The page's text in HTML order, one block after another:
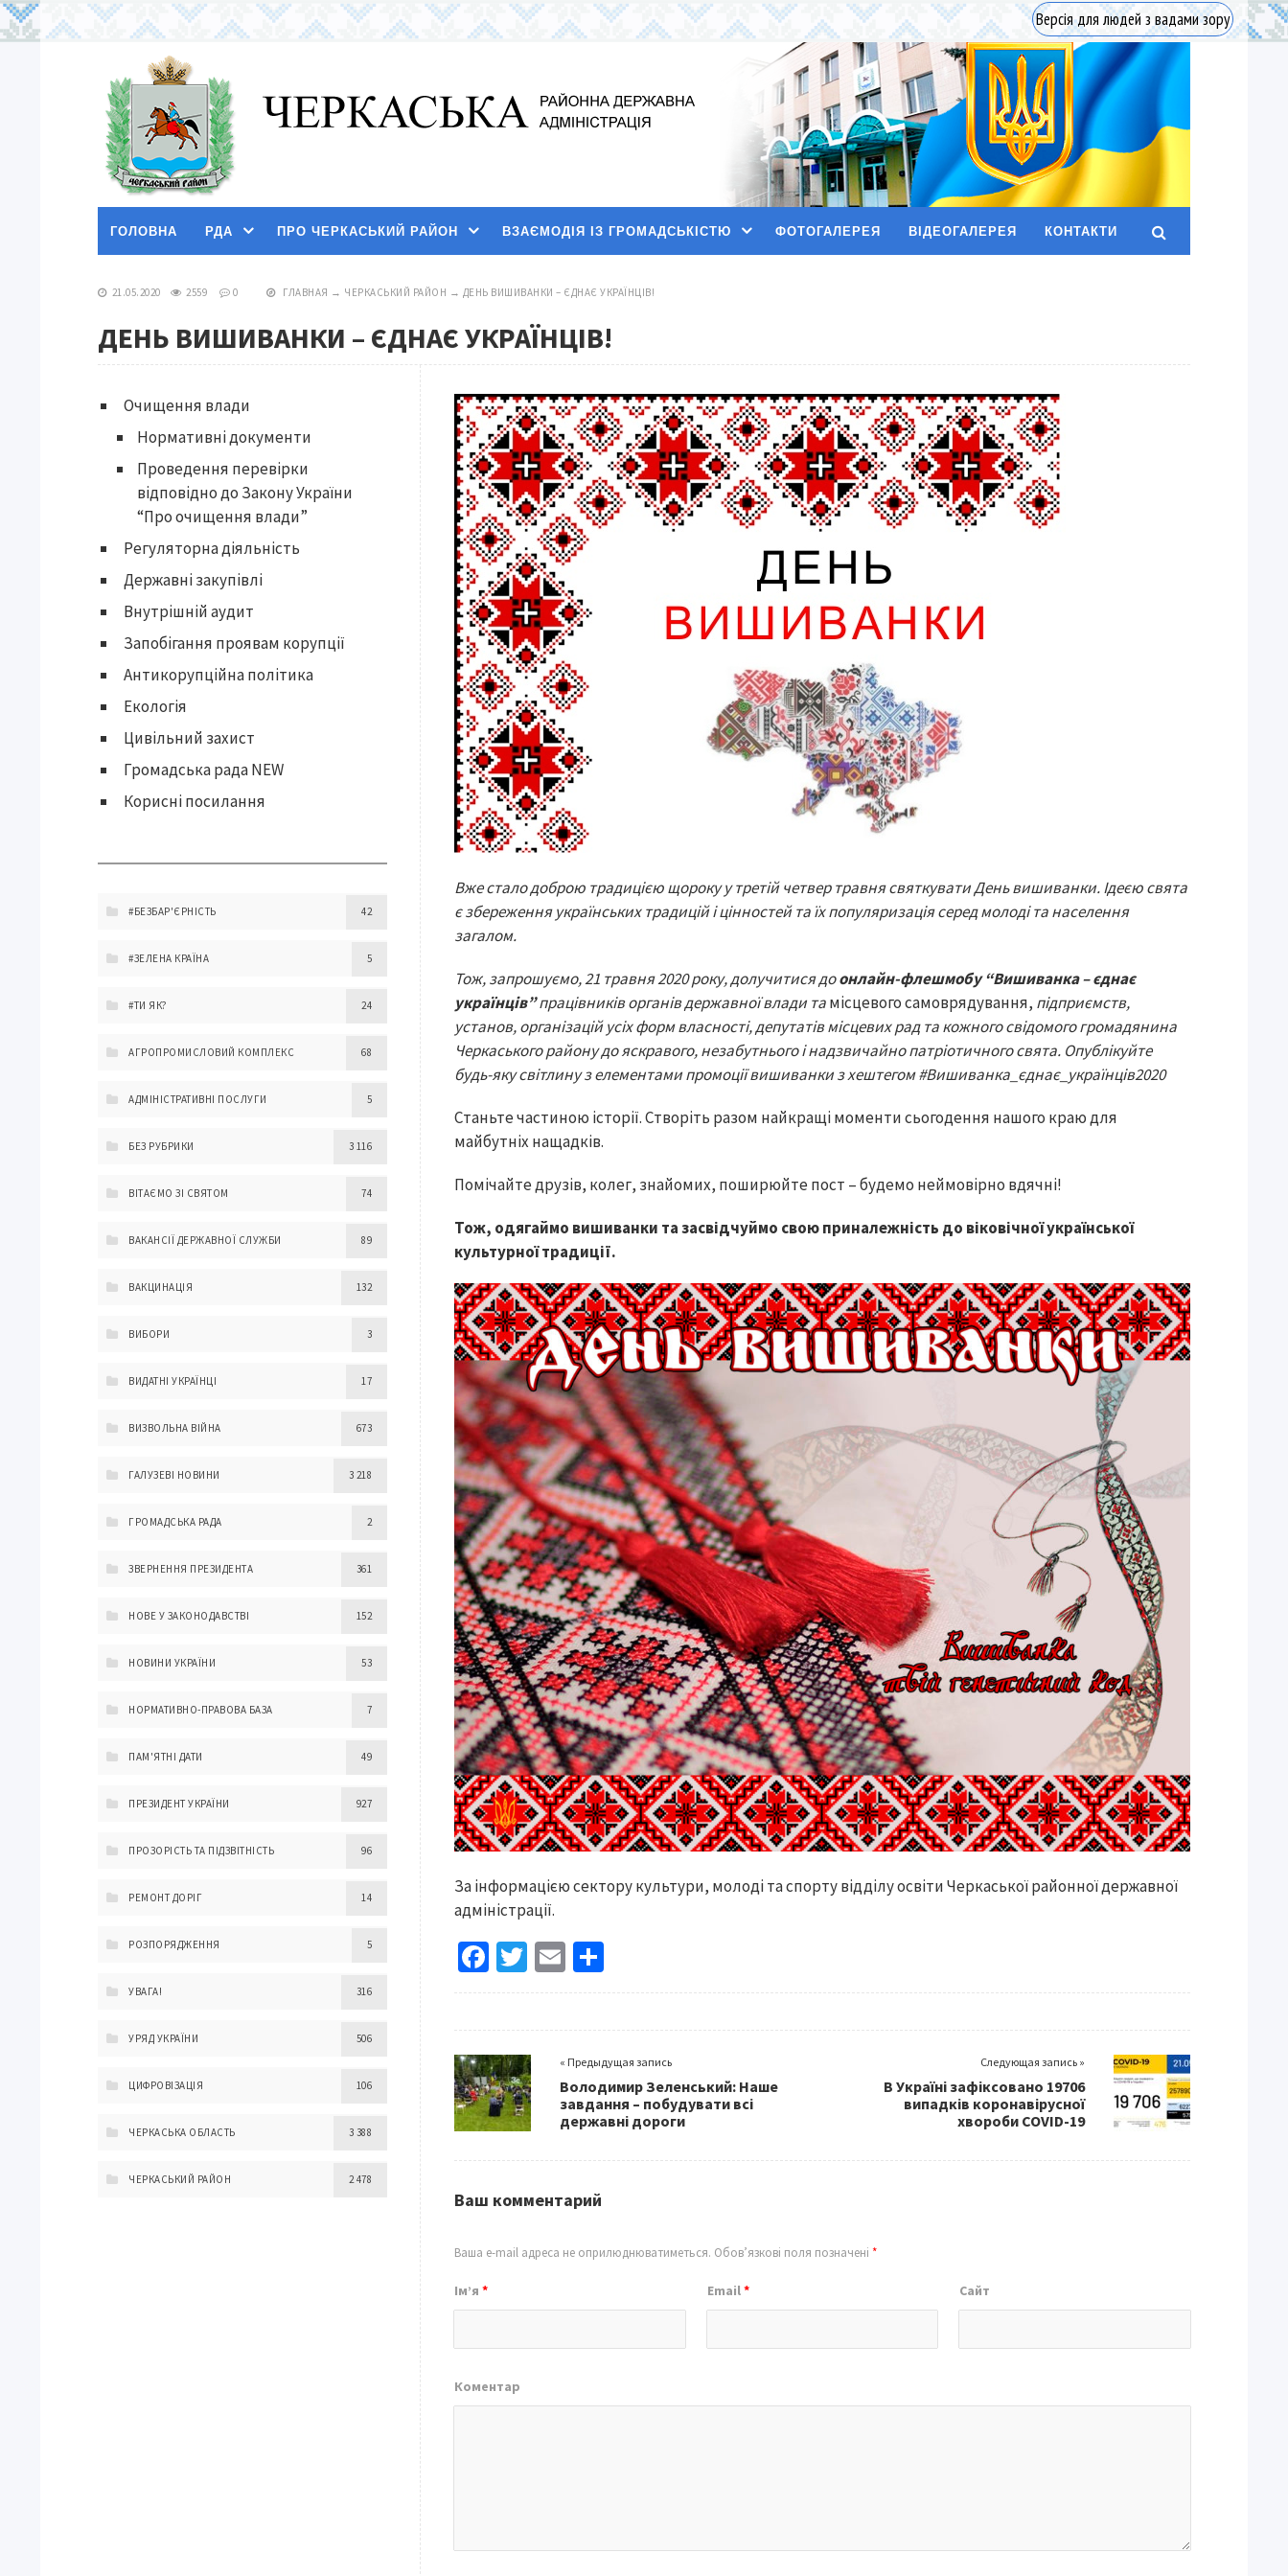
Версія для людей з вадами зору
ГОЛОВНА РДА ПРО ЧЕРКАСЬКИЙ РАЙОН ВЗАЄМОДІЯ ІЗ ГРОМАДСЬКІСТЮ ФОТОГАЛЕРЕЯ ВІДЕОГАЛЕРЕЯ КОНТАКТИ
21.05.2020 2559 0 ГЛАВНАЯ → ЧЕРКАСЬКИЙ РАЙОН → ДЕНЬ ВИШИВАНКИ – ЄДНАЄ УКРАЇНЦІВ!
ДЕНЬ ВИШИВАНКИ – ЄДНАЄ УКРАЇНЦІВ!
Вже стало доброю традицією щороку у третій четвер травня святкувати День вишиванки. Ідеєю свята
є збереження українських традицій і цінностей та їх популяризація серед молоді та населення
загалом.
Тож, запрошуємо, 21 травня 2020 року, долучитися доонлайн-флешмобу “Вишиванка – єднає
українців”працівників органів державної влади тамісцевого самоврядування, підприємств,
установ, організацій усіх форм власності, депутатів місцевих рад та кожного свідомого громадянина
Черкаського району до яскравого, незабутнього і надзвичайно патріотичного свята. Опублікуйте
будь-яку світлину з елементами промоції вишиванки з хештегом#Вишиванка_єднає_українців2020
Станьте частиною історії. Створіть разом найкращі моменти сьогодення нашого краю для
майбутніх нащадків.
Помічайте друзів, колег, знайомих, поширюйте пост – будемо неймовірно вдячні!
Тож, одягаймо вишиванки тазасвідчуймо свою приналежність до віковічної української
культурної традиції.
За інформацією сектору культури, молоді та спорту відділу освіти Черкаської районної державної
адміністрації.
Fa
ce
o
o
k
T
wi
er
E
m
l
h
« Предыдущая запись
Володимир Зеленський: Наше
завдання – побудувати всі
державні дороги
Следующая запись »
В Україні зафіксовано 19706
випадків коронавірусної
хвороби COVID-19
Ваш комментарий
Ваша e-mail адреса не оприлюднюватиметься. Обов’язкові поля позначені*
Ім’я* Email* Сайт
Коментар
Очищення влади
Нормативні документи
Проведення перевірки
відповідно до Закону України
“Про очищення влади”
Регуляторна діяльність
Державні закупівлі
Внутрішній аудит
Запобігання проявам корупції
Антикорупційна політика
Екологія
Цивільний захист
Громадська рада NEW
Корисні посилання
#БЕЗБАР'ЄРНІСТЬ 42
#ЗЕЛЕНА КРАЇНА 5
#ТИ ЯК? 24
АГРОПРОМИСЛОВИЙ КОМПЛЕКС 68
АДМІНІСТРАТИВНІ ПОСЛУГИ 5
БЕЗ РУБРИКИ 3 116
ВІТАЄМО ЗІ СВЯТОМ 74
ВАКАНСІЇ ДЕРЖАВНОЇ СЛУЖБИ 89
ВАКЦИНАЦІЯ 132
ВИБОРИ 3
ВИДАТНІ УКРАЇНЦІ 17
ВИЗВОЛЬНА ВІЙНА 673
ГАЛУЗЕВІ НОВИНИ 3 218
ГРОМАДСЬКА РАДА 2
ЗВЕРНЕННЯ ПРЕЗИДЕНТА 361
НОВЕ У ЗАКОНОДАВСТВІ 152
НОВИНИ УКРАЇНИ 53
НОРМАТИВНО-ПРАВОВА БАЗА 7
ПАМ'ЯТНІ ДАТИ 49
ПРЕЗИДЕНТ УКРАЇНИ 927
ПРОЗОРІСТЬ ТА ПІДЗВІТНІСТЬ 96
РЕМОНТ ДОРІГ 14
РОЗПОРЯДЖЕННЯ 5
УВАГА! 316
УРЯД УКРАЇНИ 506
ЦИФРОВІЗАЦІЯ 106
ЧЕРКАСЬКА ОБЛАСТЬ 3 388
ЧЕРКАСЬКИЙ РАЙОН 2 478